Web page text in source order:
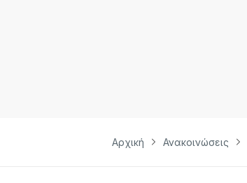
Αρχική Ανακοινώσεις